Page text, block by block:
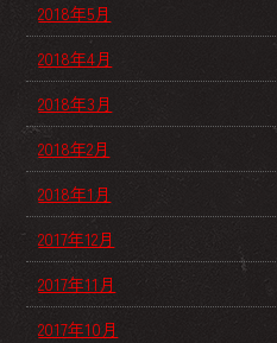
2018年5月
2018年4月
2018年3月
2018年2月
2018年1月
2017年12月
2017年11月
2017年10月